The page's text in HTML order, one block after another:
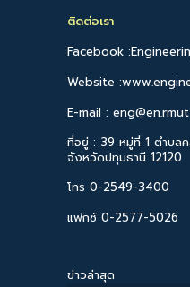
ติดต่อเรา
Facebook
Website
E-mail :
ที่อยู่ : 39 หมู่ที่ 1 ตำบล
จังหวัดปทุมธานี 12120
โทร 0-2549-3400
แฟกซ์ 0-2577-5026
ข่าวล่าสุด